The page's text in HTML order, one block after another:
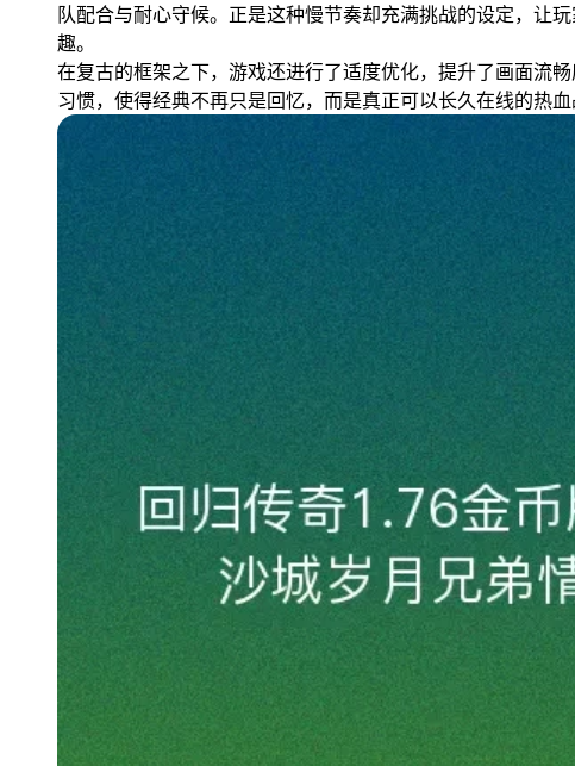
队配合与耐心守候。正是这种慢节奏却充满挑战的设定，让
趣。
在复古的框架之下，游戏还进行了适度优化，提升了画面流
习惯，使得经典不再只是回忆，而是真正可以长久在线的热血